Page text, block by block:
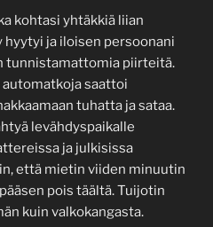
kohtasi yhtäkkiä liian
hyytyi ja iloisen persoonani
tunnistamattomia piirteitä.
saattoi
tuhatta ja sataa.
levähdyspaikalle
ja julkisissa
että mietin viiden minuutin
pois täältä. Tuijotin
kuin valkokangasta.